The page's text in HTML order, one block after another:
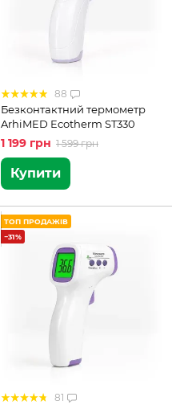
88
Безконтактний термометр
ArhiMED Ecotherm ST330
1 199 грн 1 599 грн
Купити
ТОП ПРОДАЖІВ
−31%
81